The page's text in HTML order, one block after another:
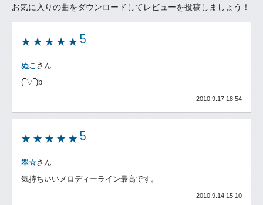
お気に入りの曲をダウンロードしてレビューを投稿しましょう！
5
ぬこ さん
(‾▽‾)b
2010.9.17 18:54
5
翠☆さん
気持ちいいメロディーライン最高です。
2010.9.14 15:10